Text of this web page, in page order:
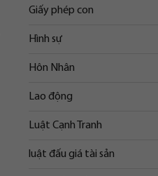
Giấy phép con
Hình sự
Hôn Nhân
Lao động
Luật Cạnh Tranh
luật đấu giá tài sản